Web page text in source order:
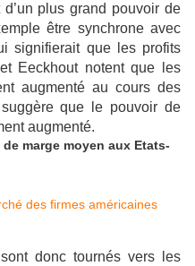
plus grand pouvoir de
être synchrone avec
signifierait que les profits
Eeckhout notent que les
augmenté au cours des
que le pouvoir de
augmenté.
marge moyen aux Etats-
donc tournés vers les